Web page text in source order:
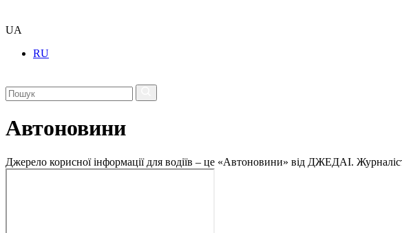
UA
RU
Автоновини
Джерело корисної інформації для водіїв – це «Автоновини» від ДЖЕДАІ.